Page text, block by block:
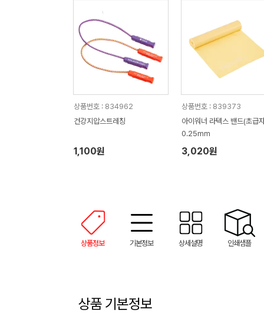
상품번호 : 834962
건강지압스트레칭
1,100원
상품번호 : 839373
아이워너 라텍스 밴드(초급
0.25mm
3,020원
상품정보 기본정보 상세설명 인쇄샘플
상품 기본정보